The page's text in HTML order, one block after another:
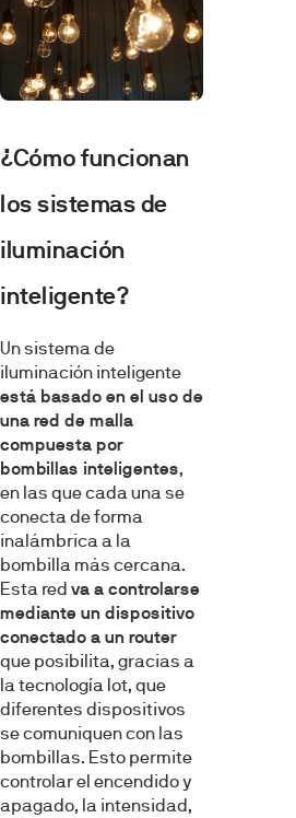
¿Cómo funcionan
los sistemas de
iluminación
inteligente?
Un sistema de
iluminación inteligente
está basado en el uso de
una red de malla
compuesta por
bombillas inteligentes,
en las que cada una se
conecta de forma
inalámbrica a la
bombilla más cercana.
Esta red va a controlarse
mediante un dispositivo
conectado a un router
que posibilita, gracias a
la tecnología Iot, que
diferentes dispositivos
se comuniquen con las
bombillas. Esto permite
controlar el encendido y
apagado, la intensidad,